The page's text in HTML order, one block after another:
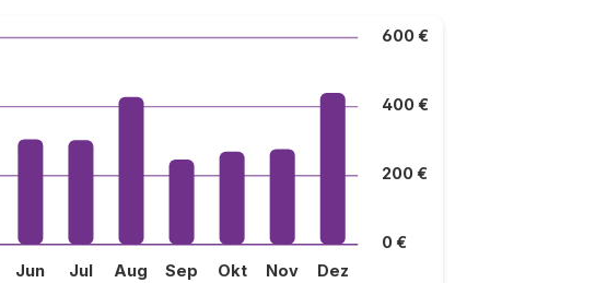
0 €
200 €
400 €
600 €
Jun Jul Aug Sep Okt Nov Dez